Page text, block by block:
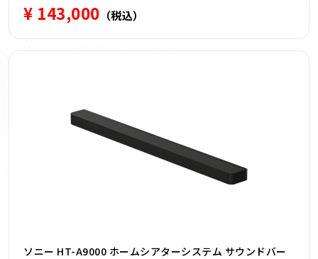
¥ 143,000 （税込）
ソニー HT-A9000 ホームシアターシステム サウンドバー